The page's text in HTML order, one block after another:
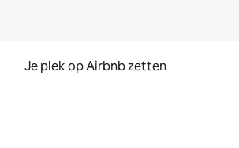
Je plek op Airbnb zetten